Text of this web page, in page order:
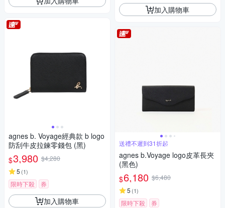
agnes b. Voyage經典款 b logo
防刮牛皮拉鍊零錢包 (黑)
$3,980 $4,280
5 (1)
限時下殺 券
加入購物車
加入購物車
送禮不遲到31折起
agnes b.Voyage logo皮革長夾
(黑色)
$6,180 $6,480
5 (1)
限時下殺 券